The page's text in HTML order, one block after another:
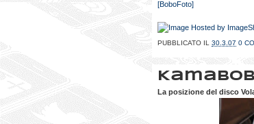
[BoboFoto]
PUBBLICATO IL 30.3.07 0
La posizione del disco